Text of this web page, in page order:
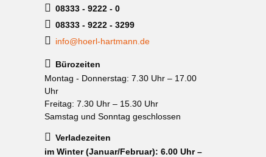
08333 - 9222 - 0
08333 - 9222 - 3299
info@hoerl-hartmann.de
Bürozeiten
Montag - Donnerstag: 7.30 Uhr – 17.00
Uhr
Freitag: 7.30 Uhr – 15.30 Uhr
Samstag und Sonntag geschlossen
Verladezeiten
im Winter (Januar/Februar): 6.00 Uhr –